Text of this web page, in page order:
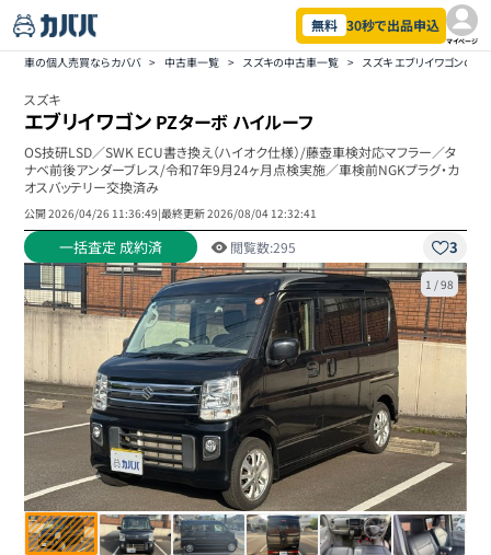
無料 30秒で出品申込
マイページ
車の個人売買ならカババ > 中古車一覧 > スズキの中古車一覧 > スズキ エブリイワゴンの
スズキ
エブリイワゴン PZターボ ハイルーフ
OS技研LSD／SWK ECU書き換え（ハイオク仕様）/藤壺車検対応マフラー／タ
ナベ前後アンダーブレス/令和7年9月24ヶ月点検実施／車検前NGKプラグ・カ
オスバッテリー交換済み
公開2026/04/26 11:36:49|最終更新2026/08/04 12:32:41
一括査定 成約済 閲覧数:295 3
1 /98